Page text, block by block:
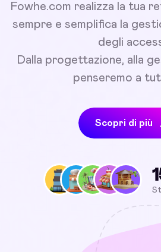
Fowhe.com realizza la tua
sempre e semplifica la
degli
Dalla progettazione, alla
penseremo a
Scopri di più